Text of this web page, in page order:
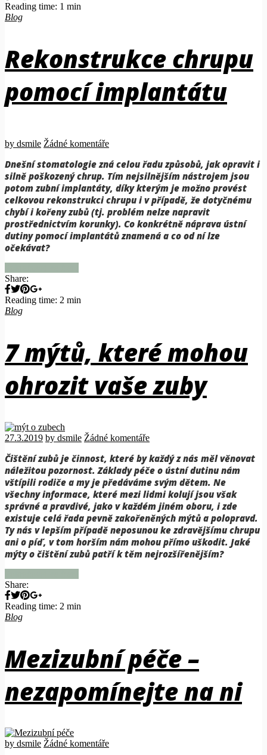
Reading time: 1 min
Blog
Rekonstrukce chrupu
pomocí implantátu
by dsmile Žádné komentáře
Dnešní stomatologie zná celou řadu způsobů, jak opravit i
silně poškozený chrup. Tím nejsilnějším nástrojem jsou
potom zubní implantáty, díky kterým je možno provést
celkovou rekonstrukci chrupu i v případě, že dotyčnému
chybí i kořeny zubů (tj. problém nelze napravit
prostřednictvím korunky). Co konkrétně náprava ústní
dutiny pomocí implantátů znamená a co od ní lze
očekávat?
Share:
Reading time: 2 min
Blog
7 mýtů, které mohou
ohrozit vaše zuby
27.3.2019 by dsmile Žádné komentáře
Čištění zubů je činnost, které by každý z nás měl věnovat
náležitou pozornost. Základy péče o ústní dutinu nám
vštípili rodiče a my je předáváme svým dětem. Ne
všechny informace, které mezi lidmi kolují jsou však
správné a pravdivé, jako v každém jiném oboru, i zde
existuje celá řada pevně zakořeněných mýtů a polopravd.
Ty nás v lepším případě neposunou ke zdravějšímu chrupu
ani o píď, v tom horším nám mohou přímo uškodit. Jaké
mýty o čištění zubů patří k těm nejrozšířenějším?
Share:
Reading time: 2 min
Blog
Mezizubní péče –
nezapomínejte na ni
by dsmile Žádné komentáře